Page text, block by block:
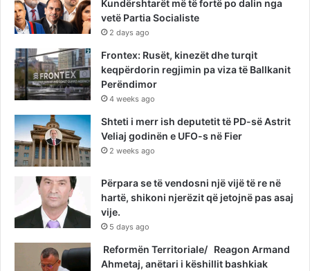
Kundërshtarët më të fortë po dalin nga
vetë Partia Socialiste
2 days ago
Frontex: Rusët, kinezët dhe turqit
keqpërdorin regjimin pa viza të Ballkanit
Perëndimor
4 weeks ago
Shteti i merr ish deputetit të PD-së Astrit
Veliaj godinën e UFO-s në Fier
2 weeks ago
Përpara se të vendosni një vijë të re në
hartë, shikoni njerëzit që jetojnë pas asaj
vije.
5 days ago
Reformën Territoriale/ Reagon Armand
Ahmetaj, anëtari i këshillit bashkiak